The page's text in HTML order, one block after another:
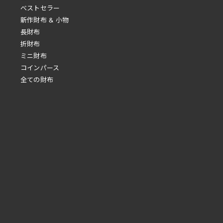
べストセラー
新作財布 & 小物
長財布
折財布
ミニ財布
コインパース
全ての財布